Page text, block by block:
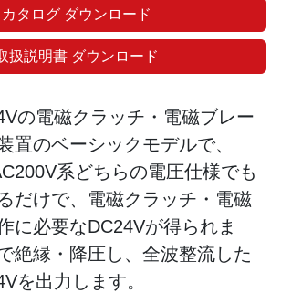
カタログ ダウンロード
扱説明書 ダウンロード
の電磁クラッチ・電磁ブレー
置のベーシックモデルで、
系どちらの電圧仕様でも
だけで、電磁クラッチ・電磁
に必要なDC24Vが得られま
絶縁・降圧し、全波整流した
を出力します。